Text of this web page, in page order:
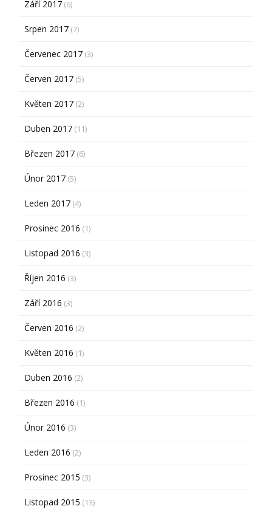
Září 2017 (6)
Srpen 2017 (7)
Červenec 2017 (3)
Červen 2017 (5)
Květen 2017 (2)
Duben 2017 (11)
Březen 2017 (6)
Únor 2017 (5)
Leden 2017 (4)
Prosinec 2016 (1)
Listopad 2016 (3)
Říjen 2016 (3)
Září 2016 (3)
Červen 2016 (2)
Květen 2016 (1)
Duben 2016 (2)
Březen 2016 (1)
Únor 2016 (3)
Leden 2016 (2)
Prosinec 2015 (3)
Listopad 2015 (13)